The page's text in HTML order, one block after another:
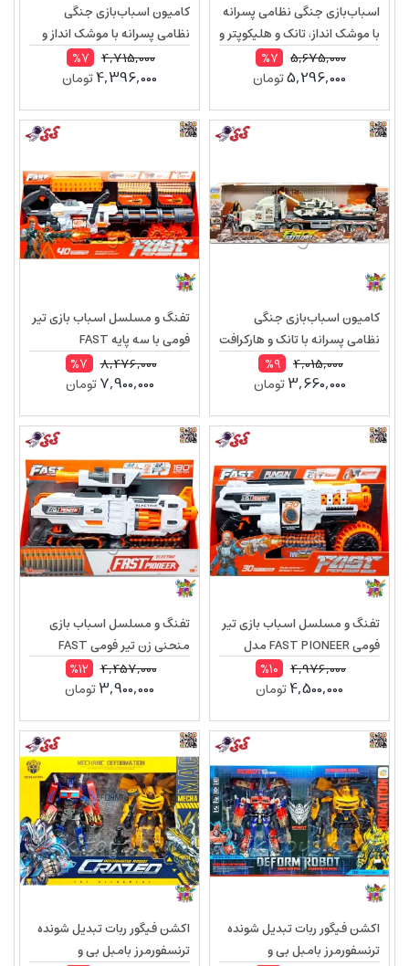
اسباب‌بازی جنگی نظامی پسرانه
با موشک انداز، تانک و هلیکوپتر و
5,675,000
%7
5,296,000تومان
کامیون اسباب‌بازی جنگی
نظامی پسرانه با موشک انداز و
هلیکوپتر و سرباز با تجهیزات
موزیکال WAR Force مدل 3039
4,715,000
%7
4,396,000تومان
کامیون اسباب‌بازی جنگی
نظامی پسرانه با تانک و هارکرافت
4,015,000
%9
3,660,000تومان
تفنگ و مسلسل اسباب بازی تیر
فومی با سه پایه FAST
PIONEER مدل BH7218,476,000
%7
7,900,000تومان
تفنگ و مسلسل اسباب بازی تیر
فومی FAST PIONEER مدل
BIG509
4,976,000
%10
4,500,000تومان
تفنگ و مسلسل اسباب بازی
منحنی زن تیر فومی FAST
PIONEER مدل BIG5514,457,000
%12
3,900,000تومان
اکشن فیگور ربات تبدیل شونده
ترنسفورمرز بامبل بی و
اکشن فیگور ربات تبدیل شونده
ترنسفورمرز بامبل بی و